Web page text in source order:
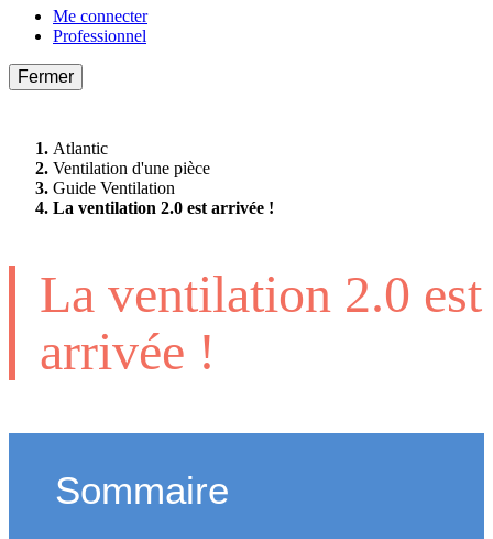
Me connecter
Professionnel
Fermer
Atlantic
Ventilation d'une pièce
Guide Ventilation
La ventilation 2.0 est arrivée !
La ventilation 2.0 est
arrivée !
Sommaire